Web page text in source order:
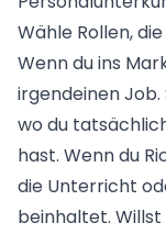
Wähle Rollen,
Wenn du ins
irgendeinen
wo du
hast. Wenn du
die Unterricht
beinhaltet.